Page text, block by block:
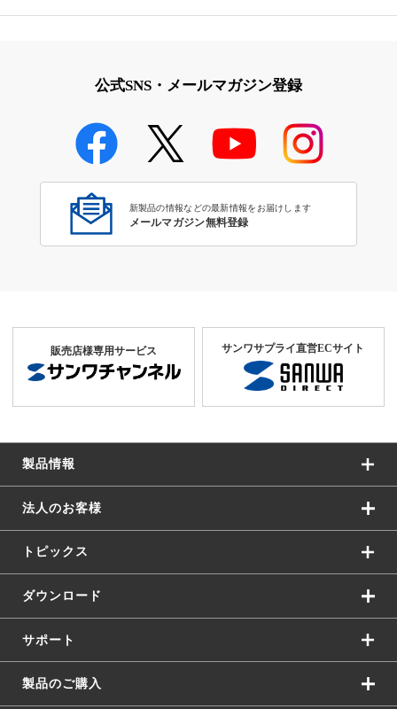
公式SNS・メールマガジン登録
新製品の情報などの最新情報をお届けします
メールマガジン無料登録
販売店様専用サービス サンワサプライ直営ECサイト
製品情報
法人のお客様
トピックス
ダウンロード
サポート
製品のご購入